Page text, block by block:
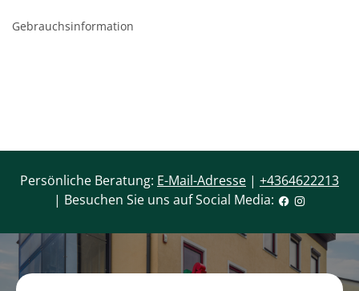
Gebrauchsinformation
Persönliche Beratung: E-Mail-Adresse | +4364622213
| Besuchen Sie uns auf Social Media: